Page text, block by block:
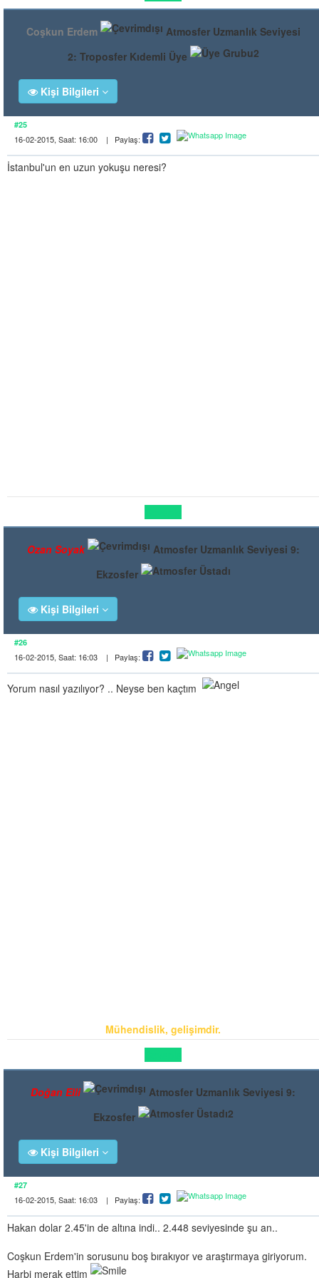
Coşkun Erdem
Atmosfer Uzmanlık Seviyesi
2: Troposfer Kıdemli Üye
Kişi Bilgileri
#25
16-02-2015, Saat: 16:00 | Paylaş:
İstanbul'un en uzun yokuşu neresi?
Ozan Soyak
Atmosfer Uzmanlık Seviyesi 9:
Ekzosfer
Kişi Bilgileri
#26
16-02-2015, Saat: 16:03 | Paylaş:
Yorum nasıl yazılıyor? .. Neyse ben kaçtım
Mühendislik, gelişimdir.
Doğan Elli
Atmosfer Uzmanlık Seviyesi 9:
Ekzosfer
Kişi Bilgileri
#27
16-02-2015, Saat: 16:03 | Paylaş:
Hakan dolar 2.45'in de altına indi.. 2.448 seviyesinde şu an..
Coşkun Erdem'in sorusunu boş bırakıyor ve araştırmaya giriyorum.
Harbi merak ettim